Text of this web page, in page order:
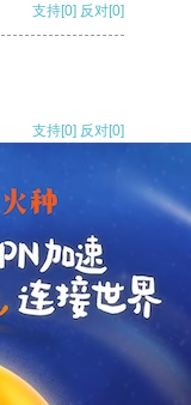
支持[0] 反对[0]
支持[0] 反对[0]
支持[0] 反对
支持